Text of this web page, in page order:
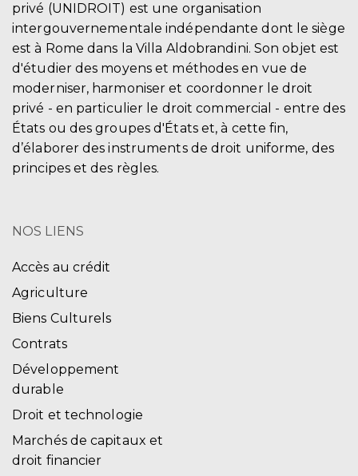
privé (UNIDROIT) est une organisation
intergouvernementale indépendante dont le siège
est à Rome dans la Villa Aldobrandini. Son objet est
d'étudier des moyens et méthodes en vue de
moderniser, harmoniser et coordonner le droit
privé - en particulier le droit commercial - entre des
États ou des groupes d'États et, à cette fin,
d’élaborer des instruments de droit uniforme, des
principes et des règles.
NOS LIENS
Accès au crédit
Agriculture
Biens Culturels
Contrats
Développement
durable
Droit et technologie
Marchés de capitaux et
droit financier